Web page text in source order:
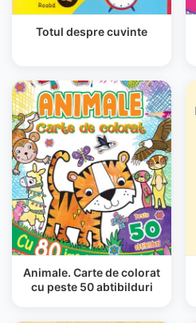
Totul despre cuvinte
Animale. Carte de colorat
cu peste 50 abtibilduri